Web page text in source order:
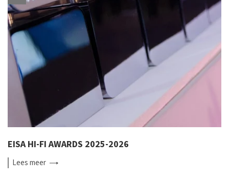
EISA HI-FI AWARDS 2025-2026
Leesmeer